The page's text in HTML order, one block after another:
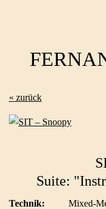
« zurück
Suite:
Technik:
Mixed-